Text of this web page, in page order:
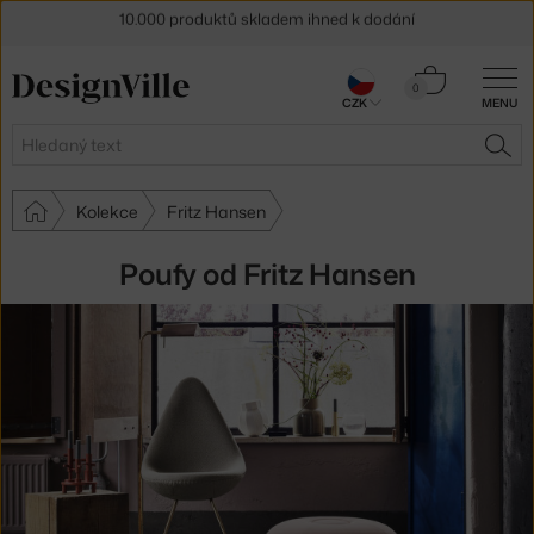
MENU
Hledat
0
Košík
Kolekce Fritz Hansen
Poufy od Fritz Hansen
30 dní na vrácení zboží
CZK